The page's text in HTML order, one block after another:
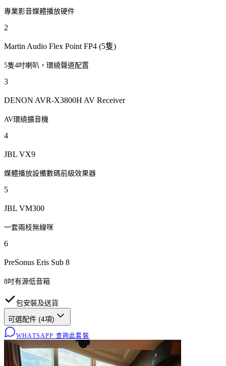
專業影音媒體播放硬件
2
Martin Audio Flex Point FP4 (5隻)
5隻4吋喇叭，環繞聲道配置
3
DENON AVR-X3800H AV Receiver
AV環繞擴音機
4
JBL VX9
媒體播放設備數碼前級效果器
5
JBL VM300
一套兩枝無線咪
6
PreSonus Eris Sub 8
8吋有源低音箱
包安裝及送貨
可選配件 (4項)
WHATSAPP 查詢此套裝